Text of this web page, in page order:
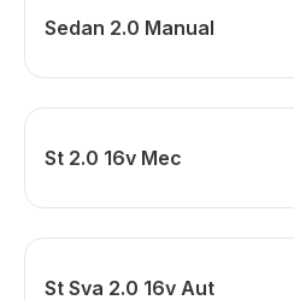
Sedan 2.0 Manual
St 2.0 16v Mec
St Sva 2.0 16v Aut